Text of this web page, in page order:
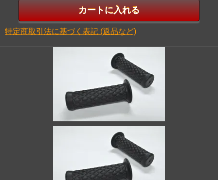
特定商取引法に基づく表記 (返品など)